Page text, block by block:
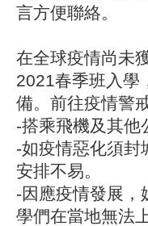
言方便聯絡。
在全球疫情尚未
2021春季班入學
備。前往疫情警
-搭乘飛機及其他
-如疫情惡化須封
安排不易。
-因應疫情發展，
學們在當地無法